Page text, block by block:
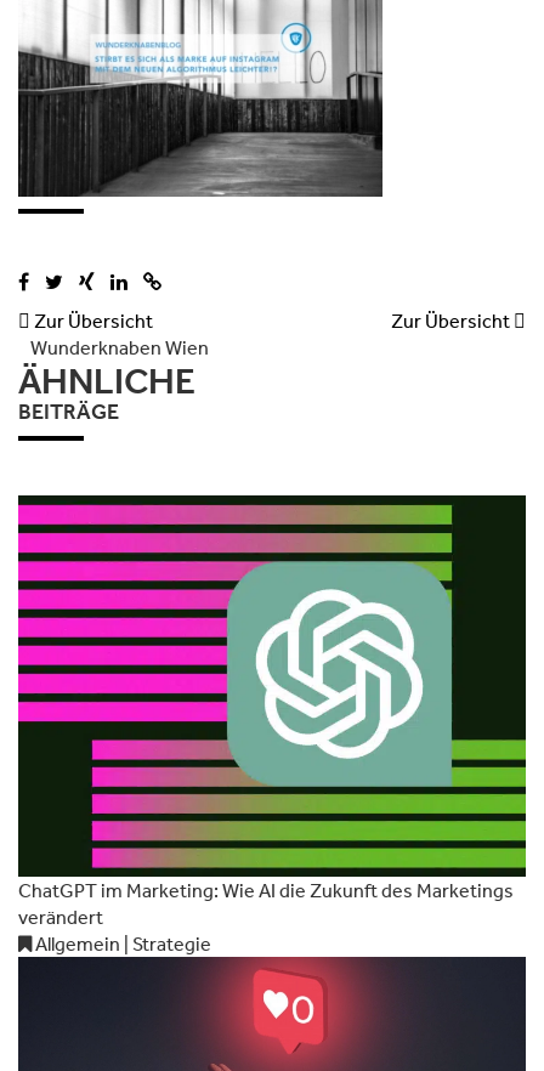
 Zur Übersicht Zur Übersicht 
Wunderknaben Wien
ÄHNLICHE
BEITRÄGE
ChatGPT im Marketing: Wie AI die Zukunft des Marketings
verändert
Allgemein | Strategie